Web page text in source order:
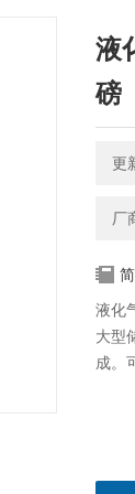
液
磅
更
厂
液化
大型
成。